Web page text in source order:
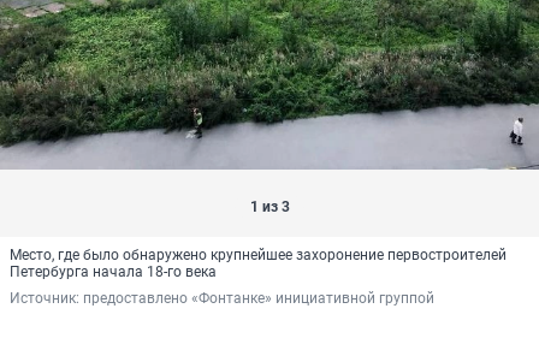
1 из 3
Место, где было обнаружено крупнейшее захоронение первостроителей
Петербурга начала 18-го века
Источник: предоставлено «Фонтанке» инициативной группой